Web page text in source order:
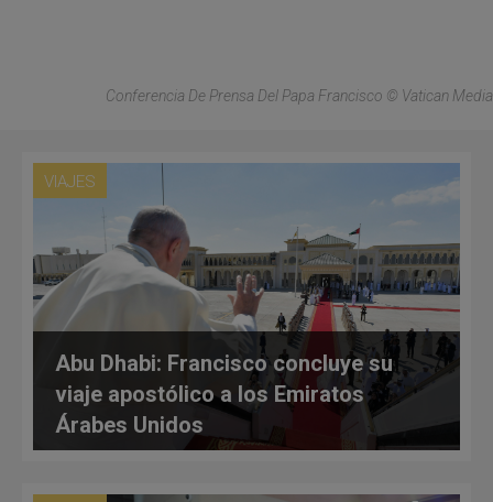
Conferencia De Prensa Del Papa Francisco © Vatican Media
VIAJES
Abu Dhabi: Francisco concluye su
viaje apostólico a los Emiratos
Árabes Unidos